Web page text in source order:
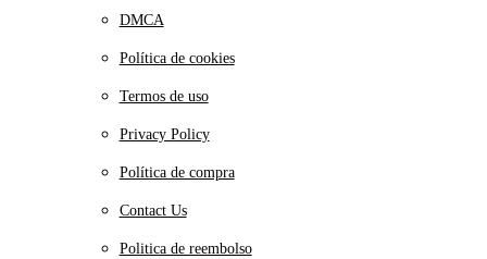
DMCA
Política de cookies
Termos de uso
Privacy Policy
Política de compra
Contact Us
Politica de reembolso